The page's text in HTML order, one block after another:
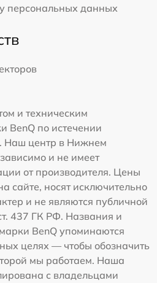
персональных данных
и техническим
BenQ по истечении
Наш центр в Нижнем
и не имеет
от производителя. Цены
сайте, носят исключительно
и не являются публичной
437 ГК РФ. Названия и
BenQ упоминаются
целях — чтобы обозначить
мы работаем. Наша
с владельцами